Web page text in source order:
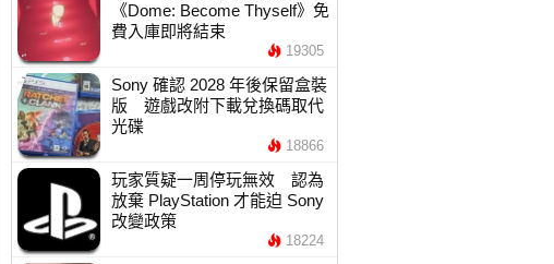
《Dome: Become Thyself》免
費入庫即將結束
19305
Sony 確認 2028 年後保留盒裝
版 遊戲改附下載兌換碼取代
光碟
18866
玩家質疑一周停玩無效 認為
放棄 PlayStation 才能迫 Sony
改變政策
18224